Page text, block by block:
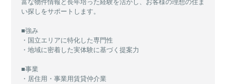
富な物件情報と長年培った経験を活かし、お客様の理想の住ま
い探しをサポートします。
■強み
・国立エリアに特化した専門性
・地域に密着した実体験に基づく提案力
■事業
・居住用・事業用賃貸仲介業